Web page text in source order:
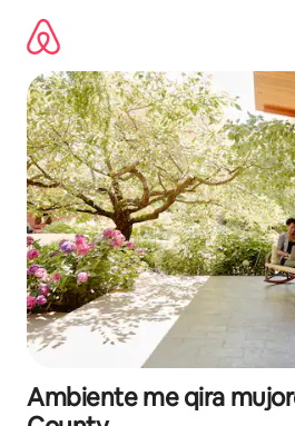
përmbajtja
Ambiente me qira